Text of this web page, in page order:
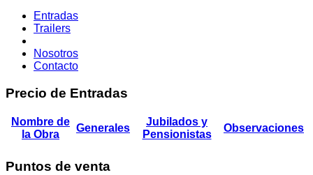
Entradas
Trailers
Nosotros
Contacto
Precio de Entradas
Nombre de
la Obra
Generales
Jubilados y
Pensionistas
Observaciones
Puntos de venta